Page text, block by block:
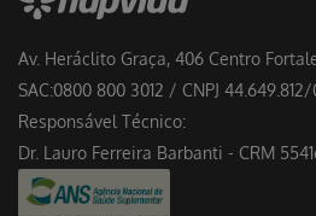
Av. Heráclito Graça, 406 Centro
SAC:0800 800 3012 / CNPJ
Responsável Técnico:
Dr. Lauro Ferreira Barbanti - CRM